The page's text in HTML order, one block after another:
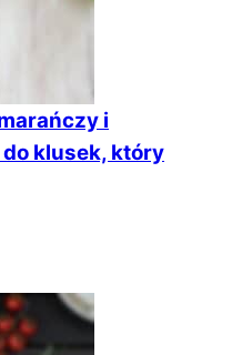
i
klusek, który